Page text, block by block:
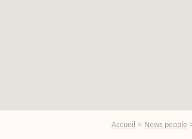
Accueil News people